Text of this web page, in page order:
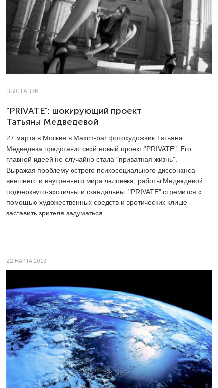
ВЫСТАВКИ
"PRIVATE": шокирующий проект
Татьяны Медведевой
27 марта в Москве в Maxim-bar фотохудожник Татьяна
Медведева представит свой новый проект "PRIVATE". Его
главной идеей не случайно стала "приватная жизнь".
Выражая проблему острого психосоциального диссонанса
внешнего и внутреннего мира человека, работы Медведевой
подчеркнуто-эротичны и скандальны. "PRIVATE" стремится с
помощью художественных средств и эротических клише
заставить зрителя задуматься.
22 МАРТА 2013